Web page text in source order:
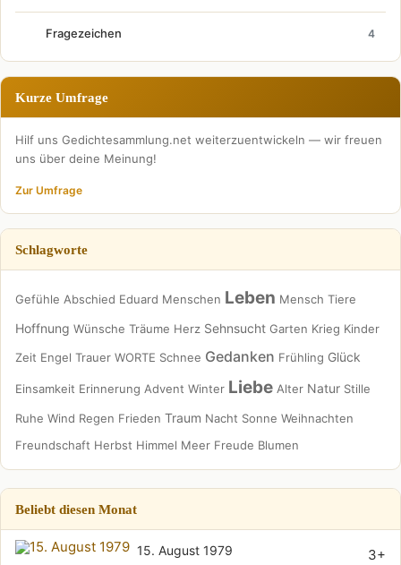
Fragezeichen 4
Kurze Umfrage
Hilf uns Gedichtesammlung.net weiterzuentwickeln — wir freuen
uns über deine Meinung!
Zur Umfrage
Schlagworte
Gefühle Abschied Eduard Menschen Leben Mensch Tiere
Hoffnung Wünsche Träume Herz Sehnsucht Garten Krieg Kinder
Zeit Engel Trauer WORTE Schnee Gedanken Frühling Glück
Einsamkeit Erinnerung Advent Winter Liebe Alter Natur Stille
Ruhe Wind Regen Frieden Traum Nacht Sonne Weihnachten
Freundschaft Herbst Himmel Meer Freude Blumen
Beliebt diesen Monat
3+
15. August 1979